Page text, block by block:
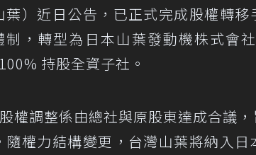
）近日公告，已正式完成股權轉移
，轉型為日本山葉發動機株式會
持股全資子社。
權調整係由總社與原股東達成合議
隨權力結構變更，台灣山葉將納入